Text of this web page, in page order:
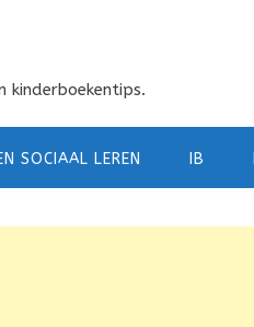
kinderboekentips.
SOCIAAL LEREN IB